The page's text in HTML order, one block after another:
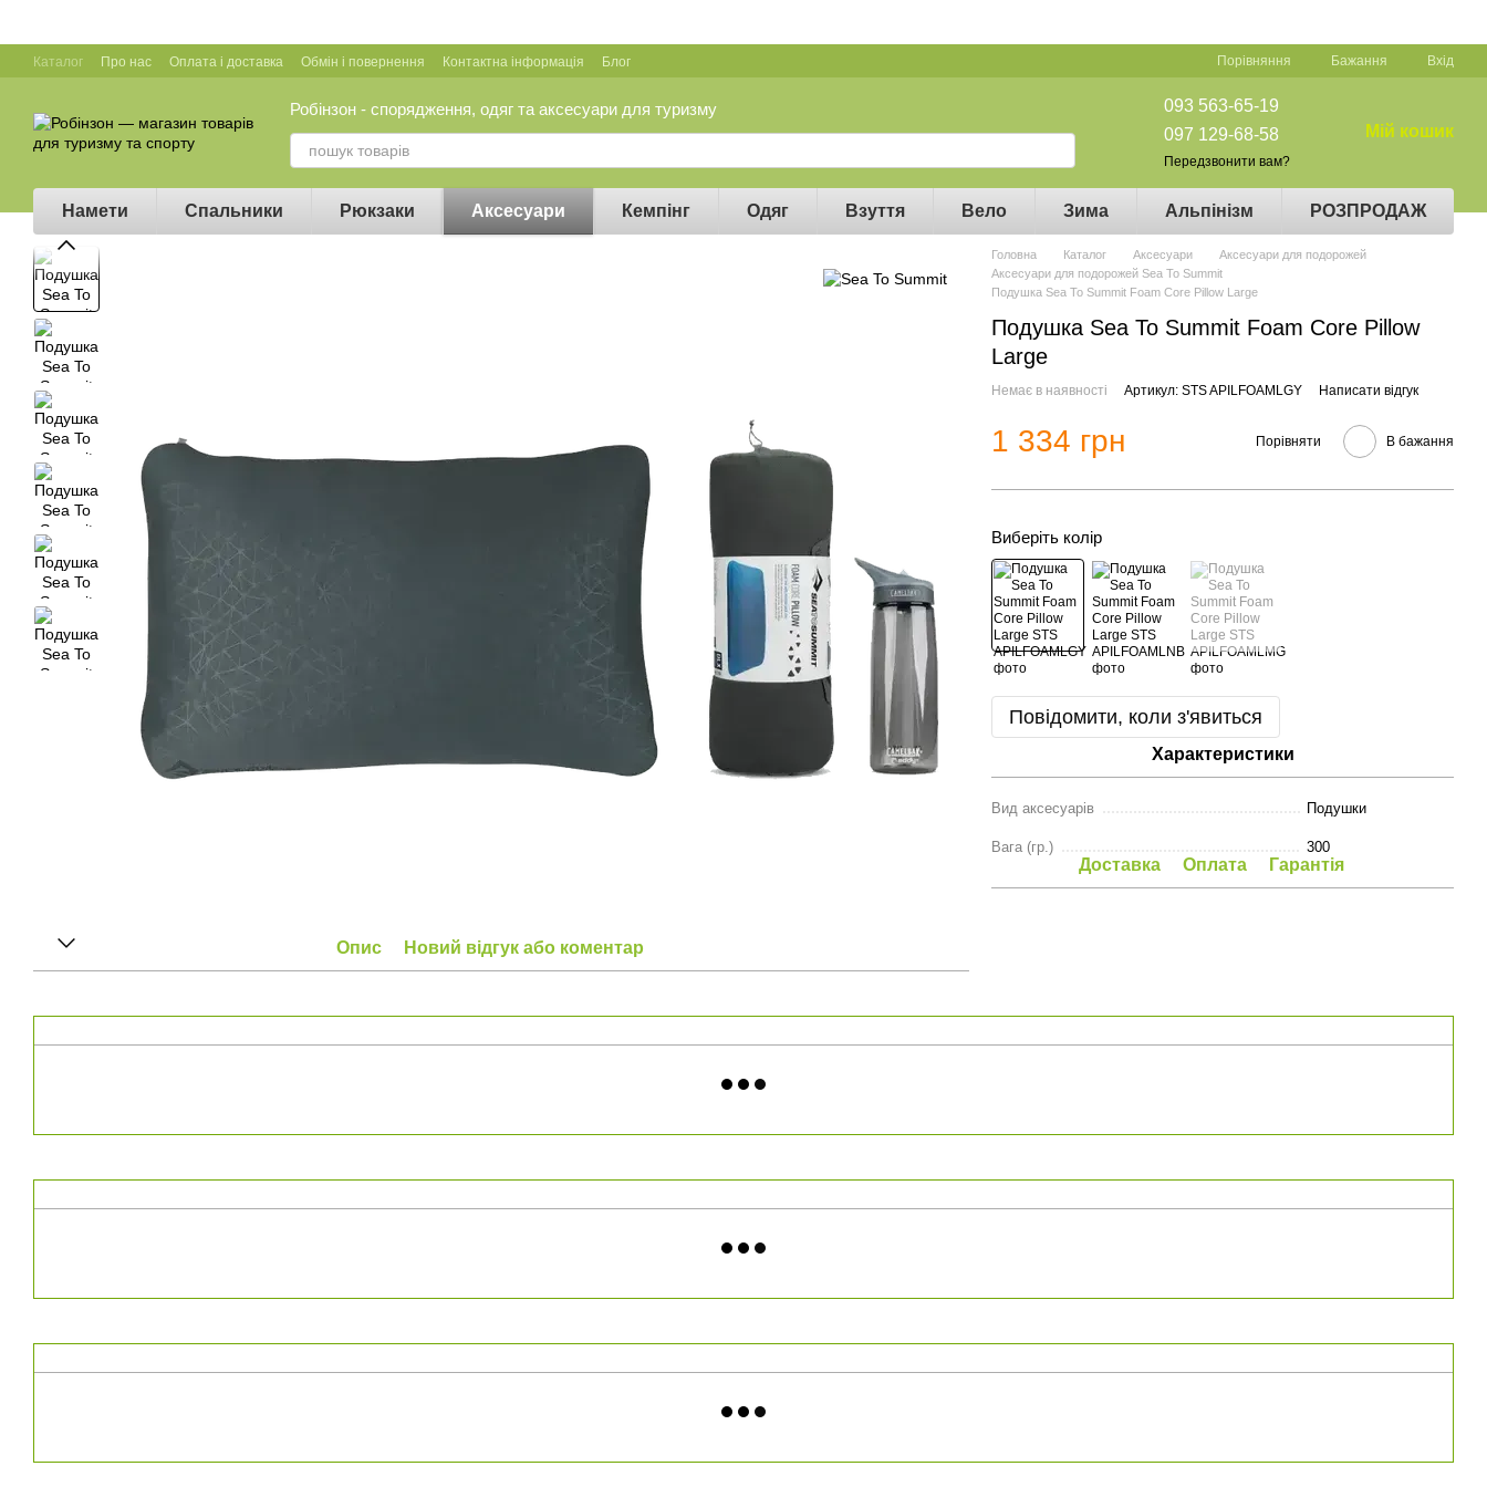
Каталог Про нас Оплата і доставка Обмін і повернення Контактна інформація Блог Порівняння Бажання Вхід
Робінзон - спорядження, одяг та аксесуари для туризму
093 563-65-19
097 129-68-58
Передзвонити вам?
Мій кошик
Намети Спальники Рюкзаки Аксесуари Кемпінг Одяг Взуття Вело Зима Альпінізм РОЗПРОДАЖ
Опис Новий відгук або коментар
Головна Каталог Аксесуари
Аксесуари для подорожей
Аксесуари для подорожей Sea To Summit
Подушка Sea To Summit Foam Core Pillow Large
Подушка Sea To Summit Foam Core Pillow
Large
Немає в наявності Артикул: STS APILFOAMLGY Написати відгук
1 334 грн Порівняти В бажання
Виберіть колір
Повідомити, коли з'явиться
Характеристики
Вид аксесуарів Подушки
Вага (гр.) 300
Доставка Оплата Гарантія